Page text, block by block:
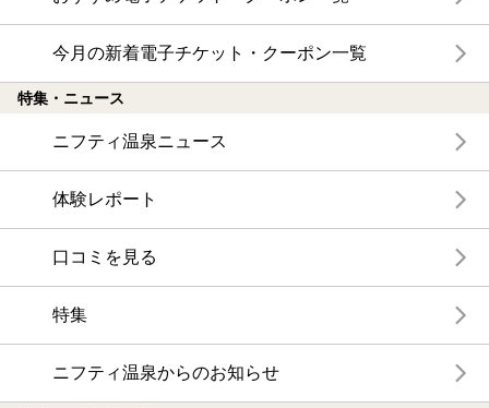
今月の新着電子チケット・クーポン一覧
特集・ニュース
ニフティ温泉ニュース
体験レポート
口コミを見る
特集
ニフティ温泉からのお知らせ